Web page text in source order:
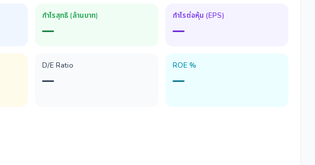
กำไรสุทธิ (ล้านบาท)
—
กำไรต่อหุ้น (EPS)
—
D/E Ratio
—
ROE %
—